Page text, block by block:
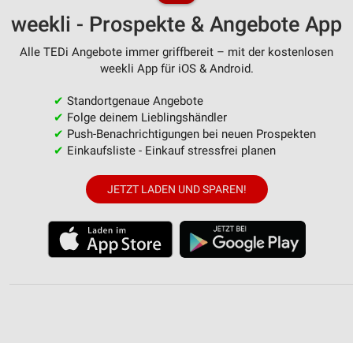
weekli - Prospekte & Angebote App
Alle TEDi Angebote immer griffbereit – mit der kostenlosen
weekli App für iOS & Android.
✔ Standortgenaue Angebote
✔ Folge deinem Lieblingshändler
✔ Push-Benachrichtigungen bei neuen Prospekten
✔ Einkaufsliste - Einkauf stressfrei planen
JETZT LADEN UND SPAREN!